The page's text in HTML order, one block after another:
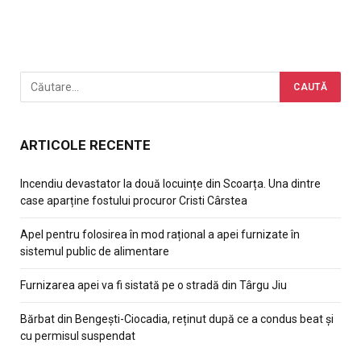
ARTICOLE RECENTE
Incendiu devastator la două locuințe din Scoarța. Una dintre
case aparține fostului procuror Cristi Cârstea
Apel pentru folosirea în mod rațional a apei furnizate în
sistemul public de alimentare
Furnizarea apei va fi sistată pe o stradă din Târgu Jiu
Bărbat din Bengești-Ciocadia, reținut după ce a condus beat și
cu permisul suspendat